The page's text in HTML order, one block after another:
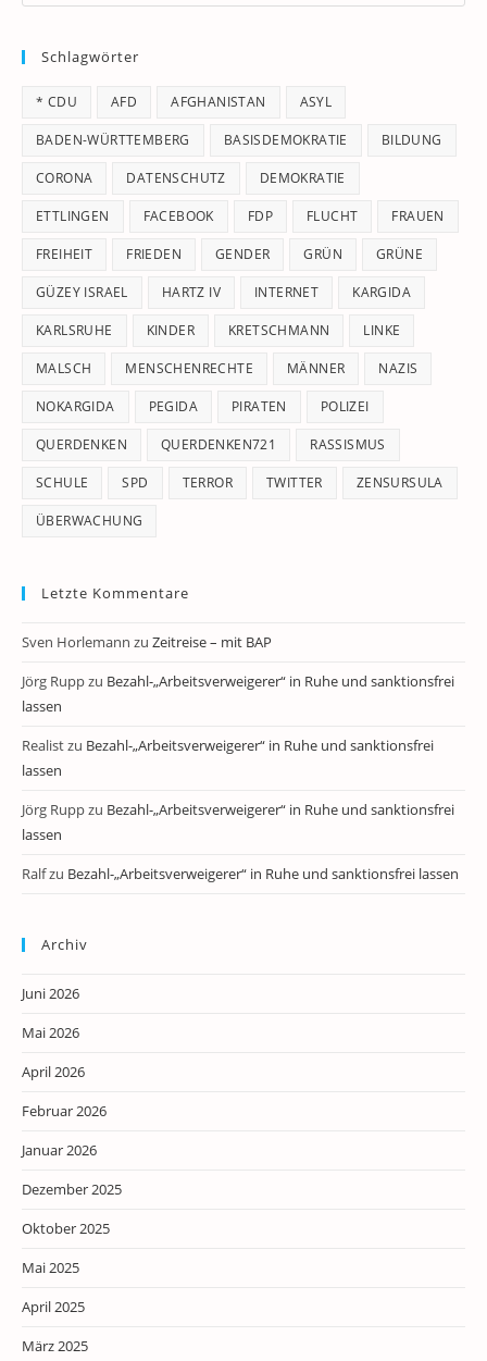
Schlagwörter
* CDU AFD AFGHANISTAN ASYL
BADEN-WÜRTTEMBERG BASISDEMOKRATIE BILDUNG
CORONA DATENSCHUTZ DEMOKRATIE
ETTLINGEN FACEBOOK FDP FLUCHT FRAUEN
FREIHEIT FRIEDEN GENDER GRÜN GRÜNE
GÜZEY ISRAEL HARTZ IV INTERNET KARGIDA
KARLSRUHE KINDER KRETSCHMANN LINKE
MALSCH MENSCHENRECHTE MÄNNER NAZIS
NOKARGIDA PEGIDA PIRATEN POLIZEI
QUERDENKEN QUERDENKEN721 RASSISMUS
SCHULE SPD TERROR TWITTER ZENSURSULA
ÜBERWACHUNG
Letzte Kommentare
Sven Horlemann zu Zeitreise – mit BAP
Jörg Ruppzu Bezahl-„Arbeitsverweigerer“ in Ruhe und sanktionsfrei
lassen
Realistzu Bezahl-„Arbeitsverweigerer“ in Ruhe und sanktionsfrei
lassen
Jörg Ruppzu Bezahl-„Arbeitsverweigerer“ in Ruhe und sanktionsfrei
lassen
Ralfzu Bezahl-„Arbeitsverweigerer“ in Ruhe und sanktionsfrei lassen
Archiv
Juni 2026
Mai 2026
April 2026
Februar 2026
Januar 2026
Dezember 2025
Oktober 2025
Mai 2025
April 2025
März 2025